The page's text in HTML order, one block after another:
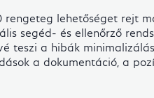
rengeteg lehetőséget
segéd- és ellenőrző
teszi a hibák
a dokumentáció, a